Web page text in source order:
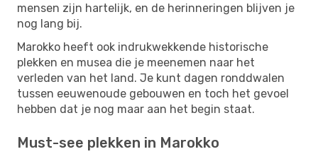
mensen zijn hartelijk, en de herinneringen blijven je
nog lang bij.
Marokko heeft ook indrukwekkende historische
plekken en musea die je meenemen naar het
verleden van het land. Je kunt dagen ronddwalen
tussen eeuwenoude gebouwen en toch het gevoel
hebben dat je nog maar aan het begin staat.
Must-see plekken in Marokko